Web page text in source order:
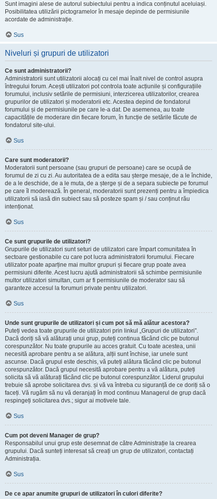
Sunt imagini alese de autorul subiectului pentru a indica conținutul aceluiași.
Posibilitatea utilizării pictogramelor în mesaje depinde de permisiunile
acordate de administrație.
Sus
Niveluri și grupuri de utilizatori
Ce sunt administratorii?
Administratorii sunt utilizatorii alocați cu cel mai înalt nivel de control asupra
întregului forum. Acești utilizatori pot controla toate acțiunile și configurațiile
forumului, inclusiv setările de permisiuni, interzicerea utilizatorilor, crearea
grupurilor de utilizatori și moderatorii etc. Acestea depind de fondatorul
forumului și de permisiunile pe care le-a dat. De asemenea, au toate
capacitățile de moderare din fiecare forum, în funcție de setările făcute de
fondatorul site-ului.
Sus
Care sunt moderatorii?
Moderatorii sunt persoane (sau grupuri de persoane) care se ocupă de
forumul de zi cu zi. Au autoritatea de a edita sau șterge mesaje, de a le închide,
de a le deschide, de a le muta, de a șterge și de a separa subiecte pe forumul
pe care îl moderează. În general, moderatorii sunt prezenți pentru a împiedica
utilizatorii să iasă din subiect sau să posteze spam și / sau conținut rău
intenționat.
Sus
Ce sunt grupurile de utilizatori?
Grupurile de utilizatori sunt seturi de utilizatori care împart comunitatea în
sectoare gestionabile cu care pot lucra administratorii forumului. Fiecare
utilizator poate aparține mai multor grupuri și fiecare grup poate avea
permisiuni diferite. Acest lucru ajută administratorii să schimbe permisiunile
multor utilizatori simultan, cum ar fi permisiunile de moderator sau să
garanteze accesul la forumuri private pentru utilizatori.
Sus
Unde sunt grupurile de utilizatori și cum pot să mă alătur acestora?
Puteți vedea toate grupurile de utilizatori prin linkul „Grupuri de utilizatori”.
Dacă doriți să vă alăturați unui grup, puteți continua făcând clic pe butonul
corespunzător. Nu toate grupurile au acces gratuit. Cu toate acestea, unii
necesită aprobare pentru a se alătura, alții sunt închise, iar unele sunt
ascunse. Dacă grupul este deschis, vă puteți alătura făcând clic pe butonul
corespunzător. Dacă grupul necesită aprobare pentru a vă alătura, puteți
solicita să vă alăturați făcând clic pe butonul corespunzător. Liderul grupului
trebuie să aprobe solicitarea dvs. și vă va întreba cu siguranță de ce doriți să o
faceți. Vă rugăm să nu vă deranjați în mod continuu Managerul de grup dacă
respingeți solicitarea dvs.; sigur ai motivele tale.
Sus
Cum pot deveni Manager de grup?
Responsabilul unui grup este desemnat de către Administrație la crearea
grupului. Dacă sunteți interesat să creați un grup de utilizatori, contactați
Administrația.
Sus
De ce apar anumite grupuri de utilizatori în culori diferite?